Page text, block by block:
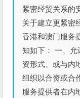
紧密经贸关系的
关于建立更紧密
香港和澳门服务
知如下： 一、
资形式、或与内
组织以合资或合
服务提供者在内